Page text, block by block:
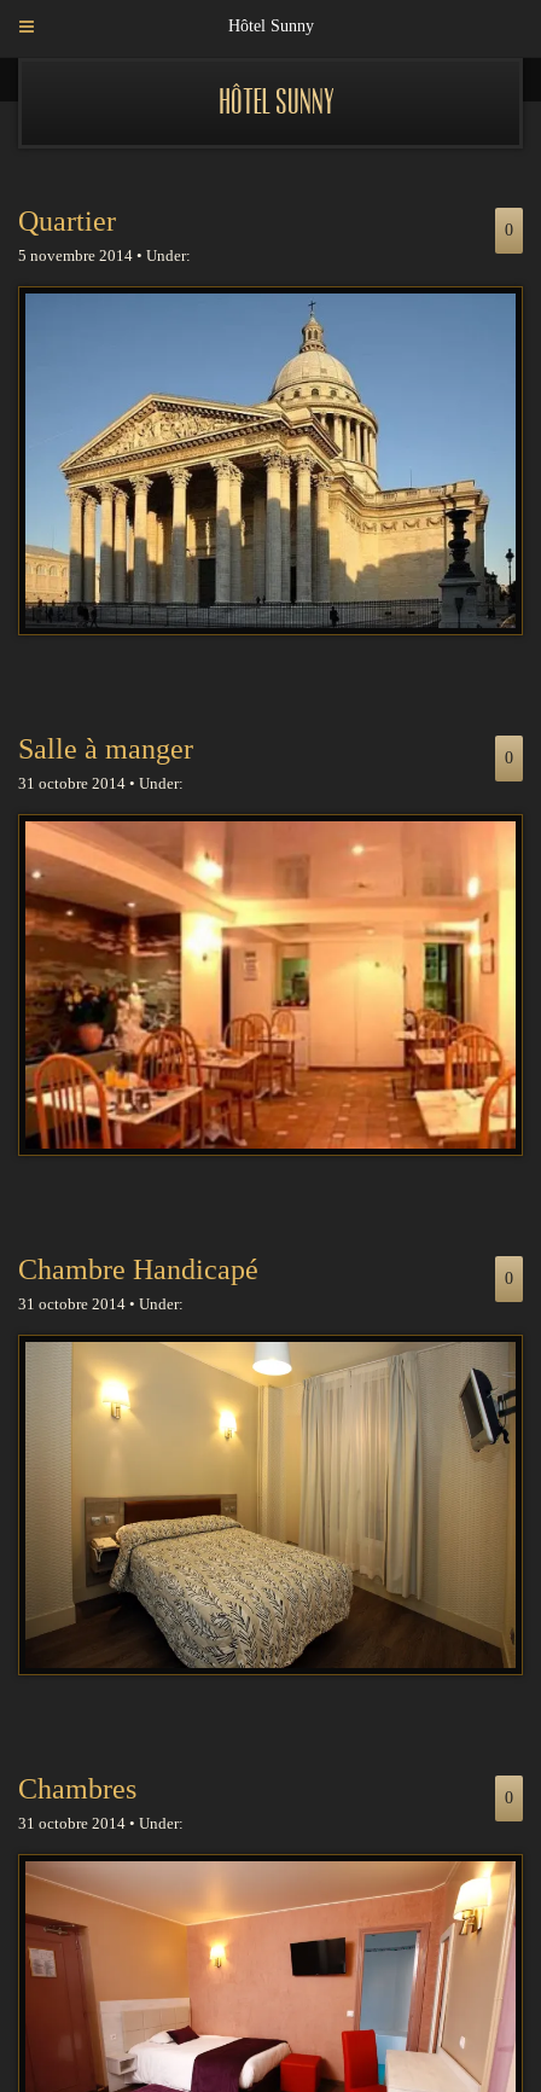
Hôtel Sunny
Hôtel Sunny
Quartier
5 novembre 2014 • Under:
0
Salle à manger
31 octobre 2014 • Under:
0
Chambre Handicapé
31 octobre 2014 • Under:
0
Chambres
31 octobre 2014 • Under:
0